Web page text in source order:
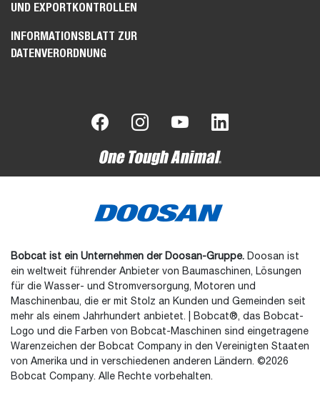
UND EXPORTKONTROLLEN
INFORMATIONSBLATT ZUR
DATENVERORDNUNG
Bobcat ist ein Unternehmen der Doosan-Gruppe. Doosan ist
ein weltweit führender Anbieter von Baumaschinen, Lösungen
für die Wasser- und Stromversorgung, Motoren und
Maschinenbau, die er mit Stolz an Kunden und Gemeinden seit
mehr als einem Jahrhundert anbietet. | Bobcat®, das Bobcat-
Logo und die Farben von Bobcat-Maschinen sind eingetragene
Warenzeichen der Bobcat Company in den Vereinigten Staaten
von Amerika und in verschiedenen anderen Ländern. ©2026
Bobcat Company. Alle Rechte vorbehalten.